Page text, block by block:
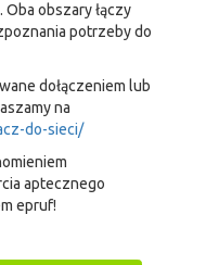
obszary łączy
potrzeby do
dołączeniem lub
na
do-sieci/
aptecznego
epruf!